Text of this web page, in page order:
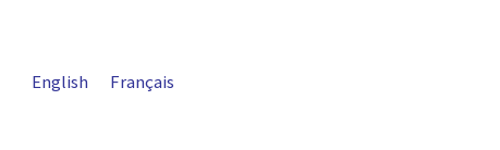
English Français